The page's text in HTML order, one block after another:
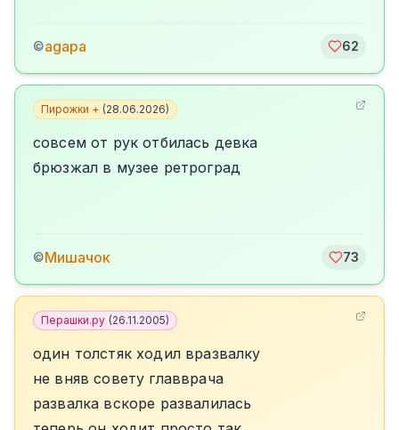
©agapa 62
Пирожки + (28.06.2026)
совсем от рук отбилась девка
брюзжал в музее ретроград
©Мишачок 73
Перашки.ру (26.11.2005)
один толстяк ходил вразвалку
не вняв совету главврача
развалка вскоре развалилась